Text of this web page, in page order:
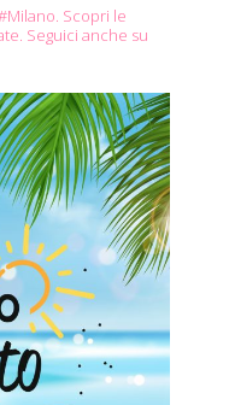
Scopri le
Seguici anche su